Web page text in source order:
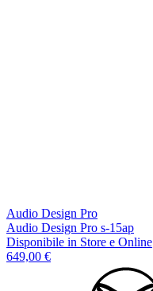
Audio Design Pro
Audio Design Pro s-15ap
Disponibile in Store e Online
649,00 €